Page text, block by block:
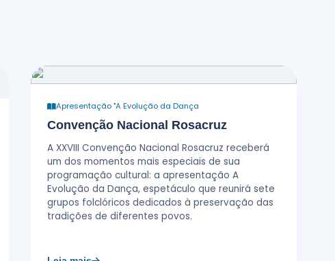
Apresentação "A Evolução da Dança
Convenção Nacional Rosacruz
A XXVIII Convenção Nacional Rosacruz receberá
um dos momentos mais especiais de sua
programação cultural: a apresentação A
Evolução da Dança, espetáculo que reunirá sete
grupos folclóricos dedicados à preservação das
tradições de diferentes povos.